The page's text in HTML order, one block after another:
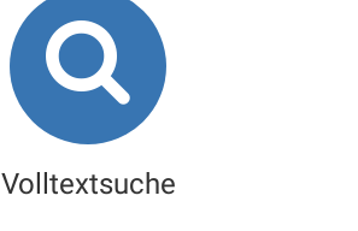
Volltextsuche